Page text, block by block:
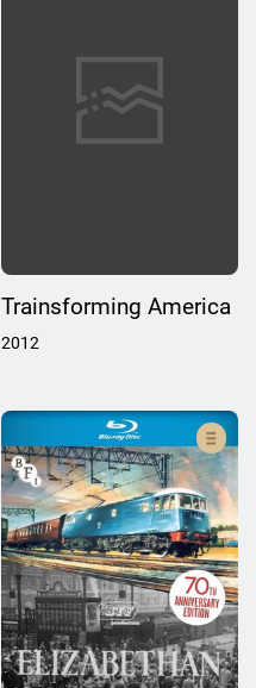
Trainsforming America
2012